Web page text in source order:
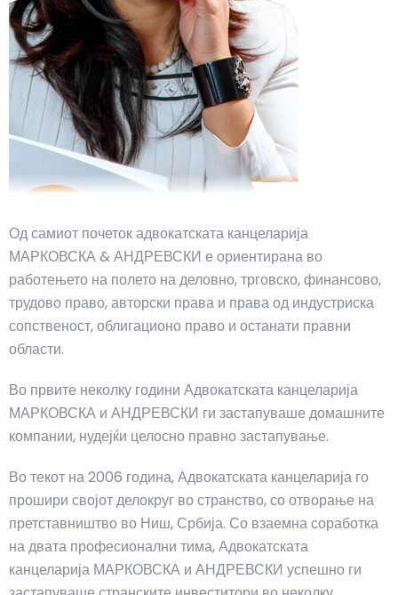
Од самиот почеток адвокатската канцеларија
МАРКОВСКА & АНДРЕВСКИ е ориентирана во
работењето на полето на деловно, трговско, финансово,
трудово право, авторски права и права од индустриска
сопственост, облигационо право и останати правни
области.
Во првите неколку години Адвокатската канцеларија
МАРКОВСКА и АНДРЕВСКИ ги застапуваше домашните
компании, нудејќи целосно правно застапување.
Во текот на 2006 година, Адвокатската канцеларија го
прошири својот делокруг во странство, со отворање на
претставништво во Ниш, Србија. Со взаемна соработка
на двата професионални тима, Адвокатската
канцеларија МАРКОВСКА и АНДРЕВСКИ успешно ги